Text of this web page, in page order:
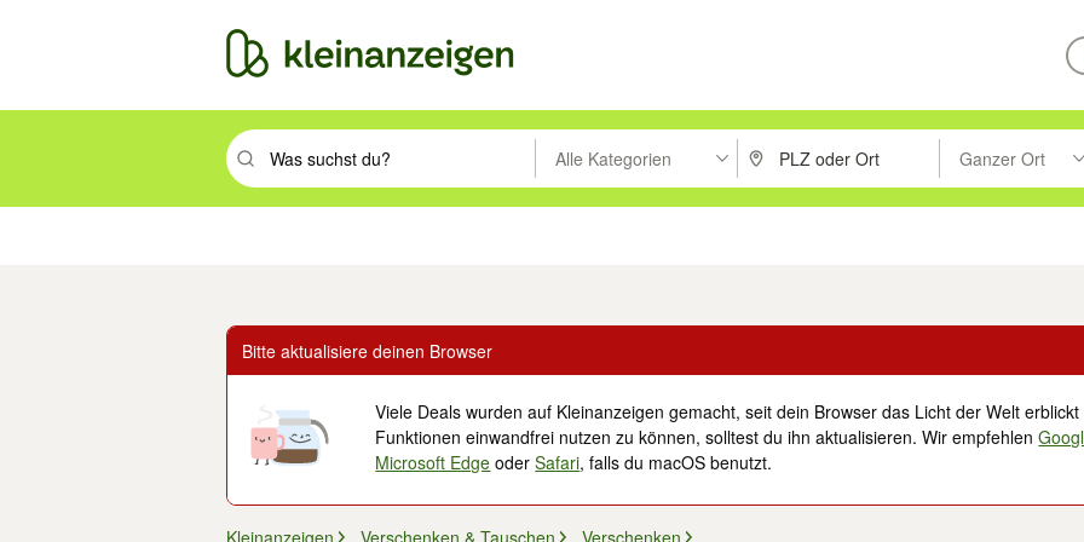
Suchbegriff eingeben. Eingabetaste drücken um zu suchen, oder Vorschläge mit den Pfeiltasten nach oben/
Alle Kategorien PLZ oder Ort eingeben. Eingabetaste
Ganzer Ort
Suche im
Bitte aktualisiere deinen Browser
Viele Deals wurden auf Kleinanzeigen gemacht, seit dein Browser das Licht der Welt
Funktionen einwandfrei nutzen zu können, solltest du ihn aktualisieren. Wir empfehlen
Microsoft Edge oderSafari, falls du macOS benutzt.
Kleinanzeigen Verschenken & Tauschen Verschenken